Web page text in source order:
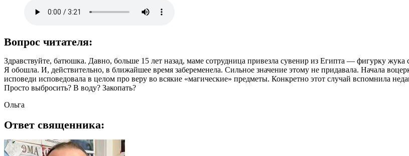
Вопрос читателя:
Здравствуйте, батюшка. Давно, больше 15 лет назад, маме сотрудница привезла сувенир из Египта — фигурку жука
Я обошла. И, действительно, в ближайшее время забеременела. Сильное значение этому не придавала. Начала
исповеди исповедовала в целом про веру во всякие «магические» предметы. Конкретно этот случай вспомнила
Просто выбросить? В воду? Закопать?
Ольга
Ответ священника: